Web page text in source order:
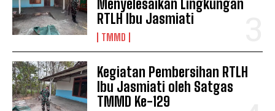
Menyelesaikan Lingkungan
RTLH Ibu Jasmiati
TMMD
Kegiatan Pembersihan RTLH
Ibu Jasmiati oleh Satgas
TMMD Ke-129